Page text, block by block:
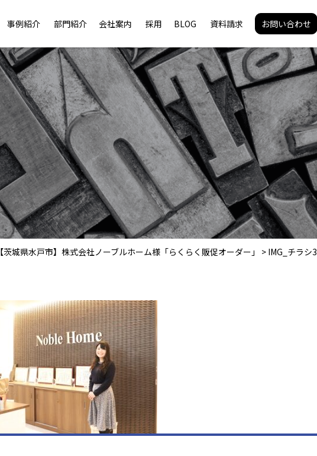
事例紹介 部門紹介 会社案内 採用 BLOG 資料請求 お問い合わせ
【茨城県水戸市】株式会社ノーブルホーム様「らくらく販促オーダー」 > IMG_チラシ3